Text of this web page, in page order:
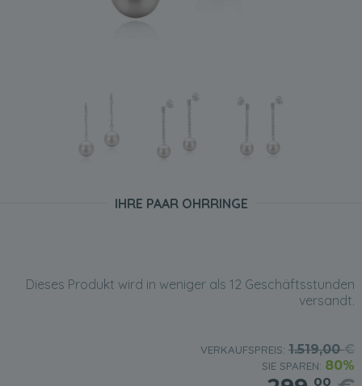
IHRE PAAR OHRRINGE
Dieses Produkt wird in weniger als 12 Geschäftsstunden
versandt.
VERKAUFSPREIS: 1.519,00€
SIE SPAREN: 80%
00